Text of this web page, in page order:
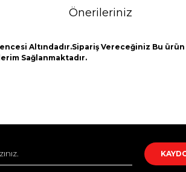
Önerileriniz
Altındadır.Sipariş Vereceğiniz Bu ürün
Sağlanmaktadır.